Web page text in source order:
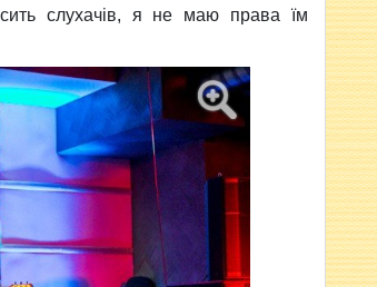
слухачів, я не маю права їм